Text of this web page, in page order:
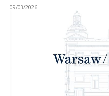
09/03/2026